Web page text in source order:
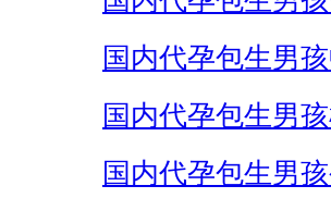
国内代孕包生男
国内代孕包生男
国内代孕包生男孩